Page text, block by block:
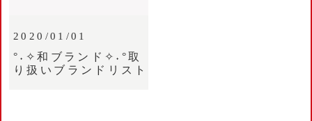
2020/01/01
°˖✧和ブランド✧˖°取
り扱いブランドリスト